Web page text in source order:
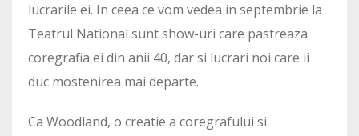
lucrarile ei. In ceea ce vom vedea in septembrie la
Teatrul National sunt show-uri care pastreaza
coregrafia ei din anii 40, dar si lucrari noi care ii
duc mostenirea mai departe.
Ca Woodland, o creatie a coregrafului si